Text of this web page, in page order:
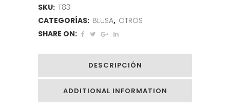
SKU: T83
CATEGORÍAS: BLUSA, OTROS
SHARE ON:
DESCRIPCIÓN
ADDITIONAL INFORMATION